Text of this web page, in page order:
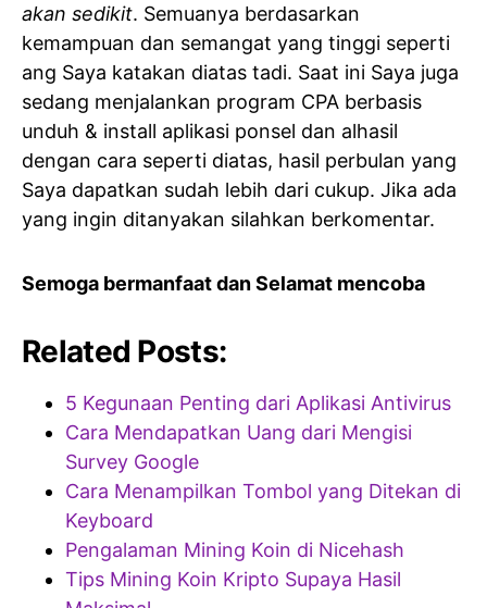
akan sedikit. Semuanya berdasarkan
kemampuan dan semangat yang tinggi seperti
ang Saya katakan diatas tadi. Saat ini Saya juga
sedang menjalankan program CPA berbasis
unduh & install aplikasi ponsel dan alhasil
dengan cara seperti diatas, hasil perbulan yang
Saya dapatkan sudah lebih dari cukup. Jika ada
yang ingin ditanyakan silahkan berkomentar.
Semoga bermanfaat dan Selamat mencoba
Related Posts:
5 Kegunaan Penting dari Aplikasi Antivirus
Cara Mendapatkan Uang dari Mengisi
Survey Google
Cara Menampilkan Tombol yang Ditekan di
Keyboard
Pengalaman Mining Koin di Nicehash
Tips Mining Koin Kripto Supaya Hasil